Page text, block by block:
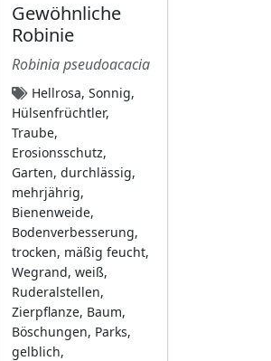
Gewöhnliche
Robinie
Robinia pseudoacacia
Hellrosa, Sonnig,
Hülsenfrüchtler,
Traube,
Erosionsschutz,
Garten, durchlässig,
mehrjährig,
Bienenweide,
Bodenverbesserung,
trocken, mäßig feucht,
Wegrand, weiß,
Ruderalstellen,
Zierpflanze, Baum,
Böschungen, Parks,
gelblich,